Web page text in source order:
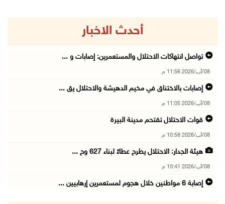
أحدث الاخبار
تواصل انتهاكات الاحتلال والمستعمرين: إصابات و ...
08/آب/2026 11:56 م
إصابات بالاختناق في مخيم الدهيشة والاحتلال يق ...
08/آب/2026 11:05 م
قوات الاحتلال تقتحم مدينة البيرة
08/آب/2026 10:58 م
هيئة الجدار: الاحتلال يطرح عطاءً لبناء 627 وح ...
08/آب/2026 10:41 م
إصابة 6 مواطنين خلال هجوم لمستعمرين إرهابيين ...